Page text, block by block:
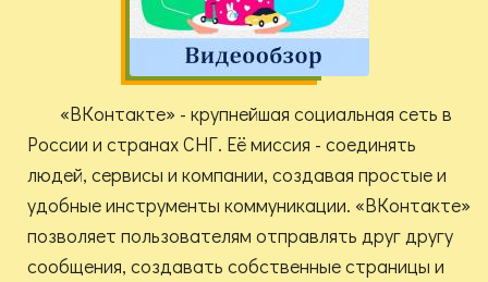
«ВКонтакте» - крупнейшая социальная сеть в
России и странах СНГ. Её миссия - соединять
людей, сервисы и компании, создавая простые и
удобные инструменты коммуникации. «ВКонтакте»
позволяет пользователям отправлять друг другу
сообщения, создавать собственные страницы и